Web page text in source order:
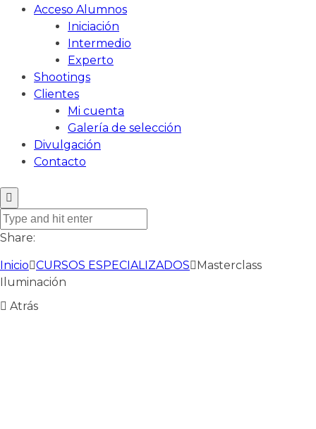
Acceso Alumnos
Iniciación
Intermedio
Experto
Shootings
Clientes
Mi cuenta
Galería de selección
Divulgación
Contacto
Share:
Inicio CURSOS ESPECIALIZADOS
Masterclass
Iluminación
Atrás